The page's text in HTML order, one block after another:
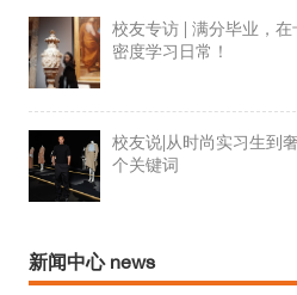
校友专访 | 满分毕业，
密度学习日常！
校友说|从时尚实习生到
个关键词
新闻中心 news